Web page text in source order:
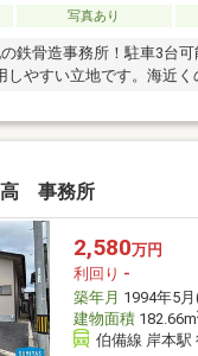
写真あり
鉄骨造事務所！駐車3台
しやすい立地です。海近く
高 事務所
2,580万円
利回り -
築年月 1994年5
建物面積182.66m
伯備線 岸本駅